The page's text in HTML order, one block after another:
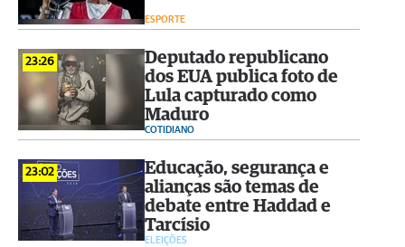
ESPORTE
23:26
Deputado republicano
dos EUA publica foto de
Lula capturado como
Maduro
COTIDIANO
23:02
Educação, segurança e
alianças são temas de
debate entre Haddad e
Tarcísio
ELEIÇÕES